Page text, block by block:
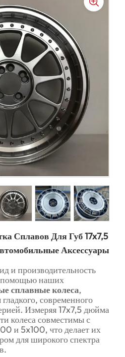
Сплавов Для Губ 17x7,5
Аксессуары
и производительность
помощью наших
сплавные колеса,
современного
Измеряя 17x7,5 дюйма
колеса совместимы с
и 5x100, что делает их
для широкого спектра